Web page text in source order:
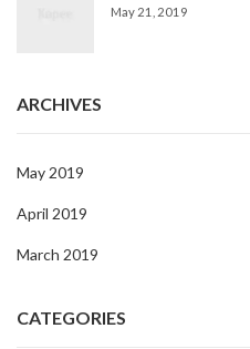
May 21, 2019
ARCHIVES
May 2019
April 2019
March 2019
CATEGORIES